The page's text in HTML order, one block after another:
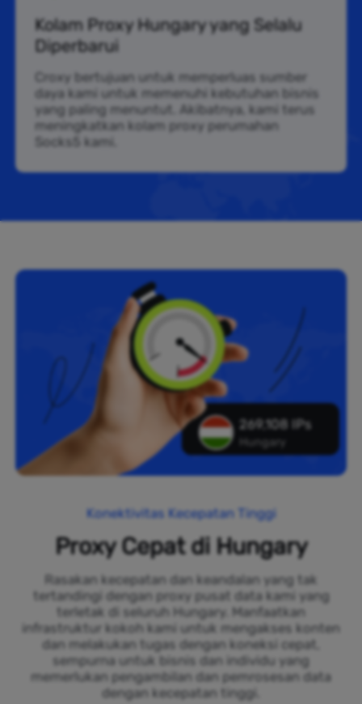
Kolam Proxy Hungary yang Selalu
Diperbarui
Croxy bertujuan untuk memperluas sumber
daya kami untuk memenuhi kebutuhan bisnis
yang paling menuntut. Akibatnya, kami terus
meningkatkan kolam proxy perumahan
Socks5 kami.
269,108 IPs
Hungary
Konektivitas Kecepatan Tinggi
Proxy Cepat di Hungary
Rasakan kecepatan dan keandalan yang tak
tertandingi dengan proxy pusat data kami yang
terletak di seluruh Hungary. Manfaatkan
infrastruktur kokoh kami untuk mengakses konten
dan melakukan tugas dengan koneksi cepat,
sempurna untuk bisnis dan individu yang
memerlukan pengambilan dan pemrosesan data
dengan kecepatan tinggi.